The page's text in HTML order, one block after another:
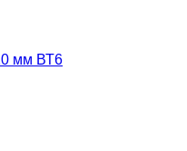
мм ВТ6